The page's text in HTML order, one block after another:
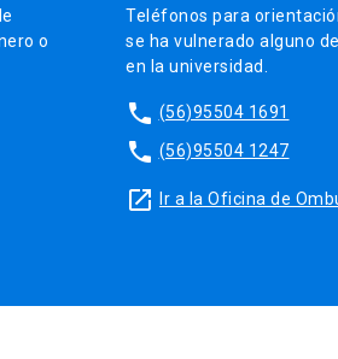
o
Teléfonos para
se ha vulnerado alguno
en la universidad.
phone (56)95504 1691
phone (56)95504 1247
launch Ir a la Oficina de